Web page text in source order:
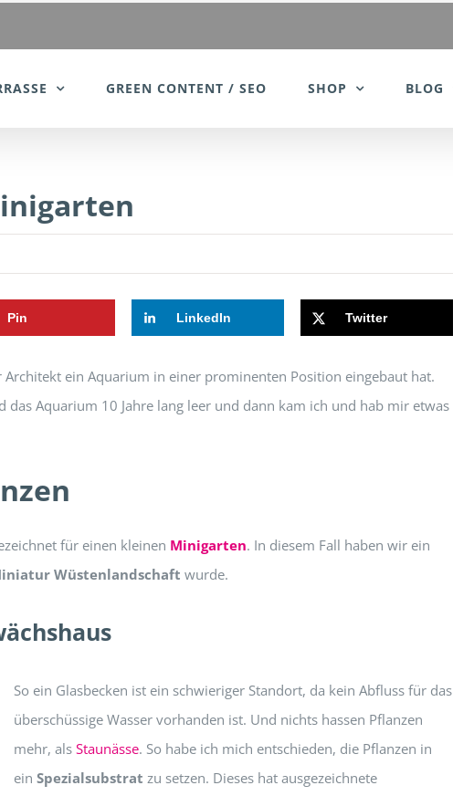
GREEN CONTENT / SEO SHOP BLOG
Pin LinkedIn Twitter
ein Aquarium in einer prominenten Position eingebaut hat.
das Aquarium 10 Jahre lang leer und dann kam ich und hab mir etwas
für einen kleinen Minigarten. In diesem Fall haben wir ein
Wüstenlandschaft wurde.
So ein Glasbecken ist ein schwieriger Standort, da kein Abfluss für das
überschüssige Wasser vorhanden ist. Und nichts hassen Pflanzen
mehr, als Staunässe. So habe ich mich entschieden, die Pflanzen in
ein Spezialsubstrat zu setzen. Dieses hat ausgezeichnete